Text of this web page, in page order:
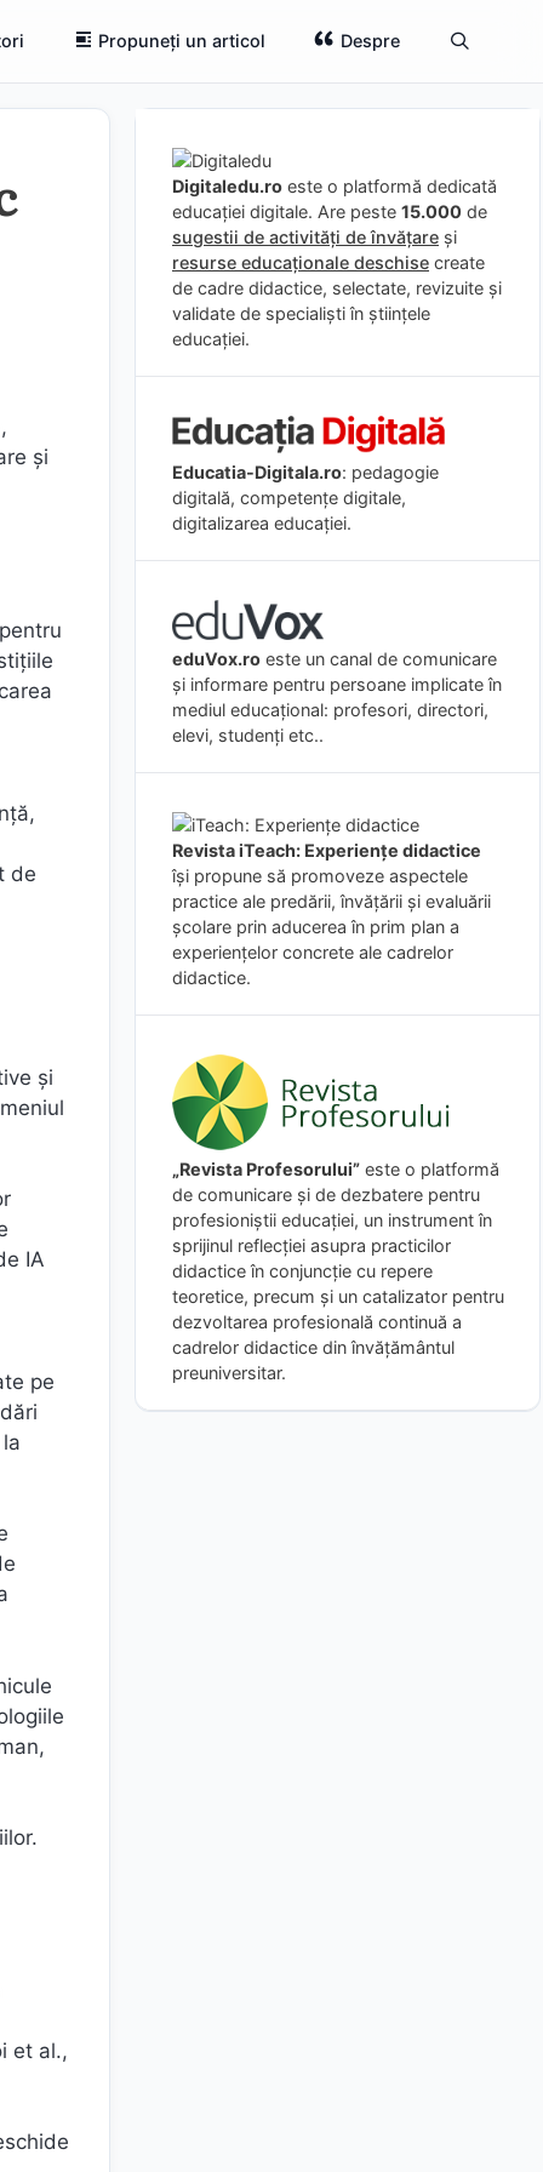
Propuneți un articol Despre
și
de
și
IA
pe
et al.,
Digitaledu.ro este o platformă dedicată
educației digitale. Are peste 15.000 de
sugestii de activități de învățare și
resurse educaționale deschise create
de cadre didactice, selectate, revizuite și
validate de specialiști în științele
educației.
Educatia-Digitala.ro: pedagogie
digitală, competențe digitale,
digitalizarea educației.
eduVox.ro este un canal de comunicare
și informare pentru persoane implicate în
mediul educațional: profesori, directori,
elevi, studenți etc..
Revista iTeach: Experienţe didactice
îşi propune să promoveze aspectele
practice ale predării, învăţării şi evaluării
şcolare prin aducerea în prim plan a
experienţelor concrete ale cadrelor
didactice.
„Revista Profesorului” este o platformă
de comunicare și de dezbatere pentru
profesioniștii educației, un instrument în
sprijinul reflecției asupra practicilor
didactice în conjuncție cu repere
teoretice, precum și un catalizator pentru
dezvoltarea profesională continuă a
cadrelor didactice din învățământul
preuniversitar.